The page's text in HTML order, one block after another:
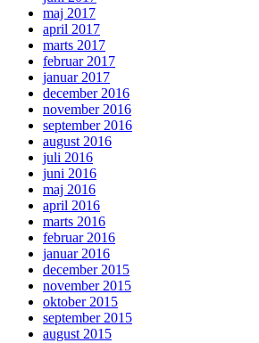
maj 2017
april 2017
marts 2017
februar 2017
januar 2017
december 2016
november 2016
september 2016
august 2016
juli 2016
juni 2016
maj 2016
april 2016
marts 2016
februar 2016
januar 2016
december 2015
november 2015
oktober 2015
september 2015
august 2015